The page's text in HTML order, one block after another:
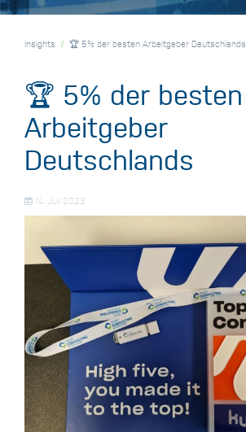
Insights 🏆 5% der besten Arbeitgeber Deutschlands
🏆 5% der besten
Arbeitgeber
Deutschlands
14. Juli 2023